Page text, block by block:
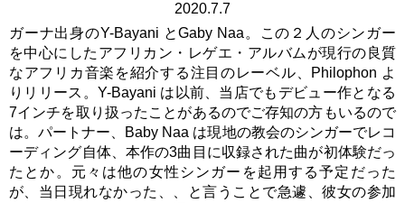
2020.7.7
ガーナ出身のY-Bayani とGaby Naa。この２人のシンガー
を中心にしたアフリカン・レゲエ・アルバムが現行の良質
なアフリカ音楽を紹介する注目のレーベル、Philophon よ
りリリース。Y-Bayani は以前、当店でもデビュー作となる
7インチを取り扱ったことがあるのでご存知の方もいるので
は。パートナー、Baby Naa は現地の教会のシンガーでレコ
ーディング自体、本作の3曲目に収録された曲が初体験だっ
たとか。元々は他の女性シンガーを起用する予定だった
が、当日現れなかった、、と言うことで急遽、彼女の参加